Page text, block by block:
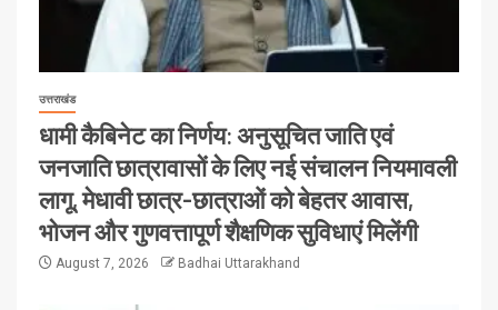
उत्तराखंड
धामी कैबिनेट का निर्णय: अनुसूचित जाति एवं
जनजाति छात्रावासों के लिए नई संचालन नियमावली
लागू, मेधावी छात्र-छात्राओं को बेहतर आवास,
भोजन और गुणवत्तापूर्ण शैक्षणिक सुविधाएं मिलेंगी
August 7, 2026 Badhai Uttarakhand